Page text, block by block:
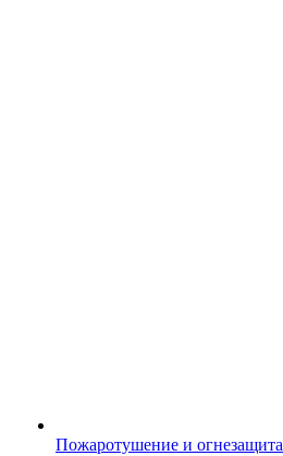
Пожаротушение и огнезащита